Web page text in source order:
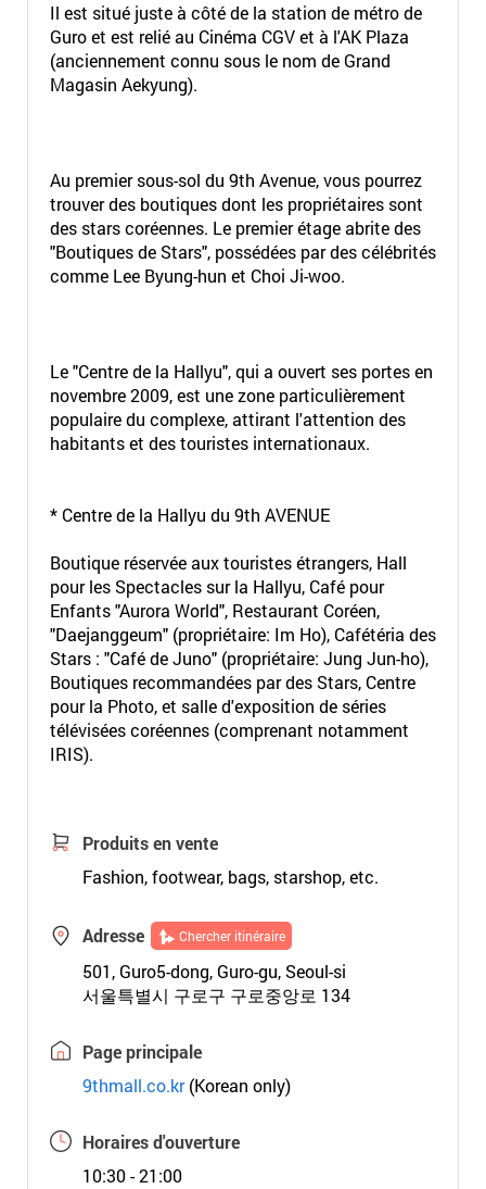
Il est situé juste à côté de la station de métro de
Guro et est relié au Cinéma CGV et à l'AK Plaza
(anciennement connu sous le nom de Grand
Magasin Aekyung).
Au premier sous-sol du 9th Avenue, vous pourrez
trouver des boutiques dont les propriétaires sont
des stars coréennes. Le premier étage abrite des
"Boutiques de Stars", possédées par des célébrités
comme Lee Byung-hun et Choi Ji-woo.
Le "Centre de la Hallyu", qui a ouvert ses portes en
novembre 2009, est une zone particulièrement
populaire du complexe, attirant l'attention des
habitants et des touristes internationaux.
* Centre de la Hallyu du 9th AVENUE
Boutique réservée aux touristes étrangers, Hall
pour les Spectacles sur la Hallyu, Café pour
Enfants "Aurora World", Restaurant Coréen,
"Daejanggeum" (propriétaire: Im Ho), Cafétéria des
Stars : "Café de Juno" (propriétaire: Jung Jun-ho),
Boutiques recommandées par des Stars, Centre
pour la Photo, et salle d'exposition de séries
télévisées coréennes (comprenant notamment
IRIS).
Produits en vente
Fashion, footwear, bags, starshop, etc.
Adresse Chercher itinéraire
501, Guro5-dong, Guro-gu, Seoul-si
서울특별시 구로구 구로중앙로 134
Page principale
9thmall.co.kr(Korean only)
Horaires d'ouverture
10:30 - 21:00